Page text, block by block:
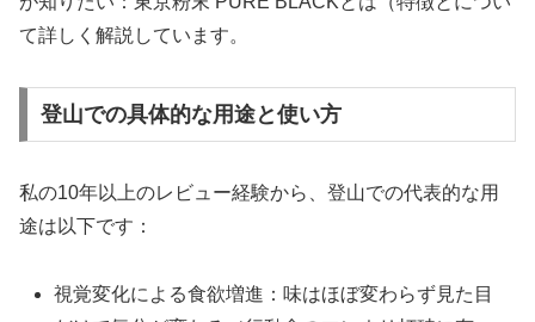
て詳しく解説しています。
登山での具体的な用途と使い方
私の10年以上のレビュー経験から、登山での代表的な用
途は以下です：
視覚変化による食欲増進：味はほぼ変わらず見た目